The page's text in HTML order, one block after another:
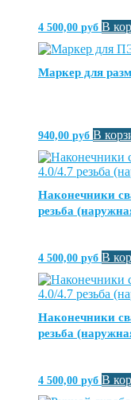
4 500,00 руб В
Маркер для
940,00 руб В
Наконечники
резьба
4 500,00 руб В
Наконечники
резьба
4 500,00 руб В